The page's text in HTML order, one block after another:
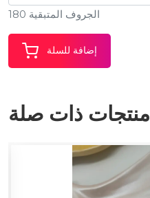
الجروف المتبقية 180
إضافة للسلة
منتجات ذات صلة